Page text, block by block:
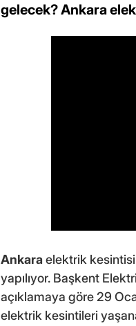
gelecek? Ankara
Ankara elektrik
yapılıyor. Başkent
açıklamaya göre 29
elektrik kesintileri